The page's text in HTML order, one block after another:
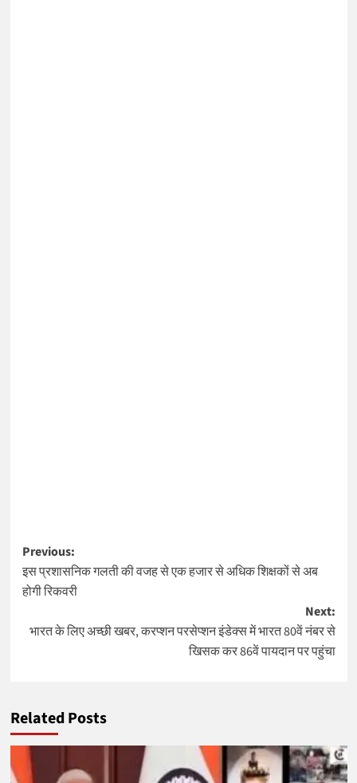
Post
navigation
Previous:
इस प्रशासनिक गलती की वजह से एक हजार से अधिक शिक्षकों से अब
होगी रिकवरी
Next:
भारत के लिए अच्छी खबर, करप्शन परसेप्शन इंडेक्स में भारत 80वें नंबर से
खिसक कर 86वें पायदान पर पहुंचा
Related Posts